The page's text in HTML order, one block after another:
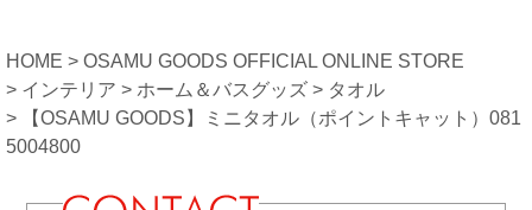
HOME
OSAMU GOODS OFFICIAL ONLINE STORE
インテリア
ホーム＆バスグッズ
タオル
【OSAMU GOODS】ミニタオル（ポイントキャット）081
5004800